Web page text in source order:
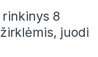
rinkinys 8
juodi